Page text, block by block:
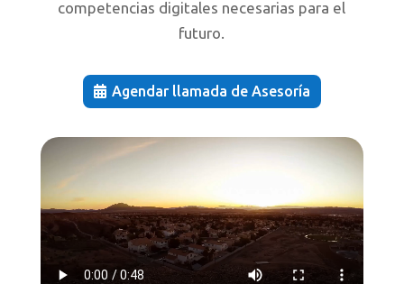
competencias digitales necesarias para el
futuro.
Agendar llamada de Asesoría